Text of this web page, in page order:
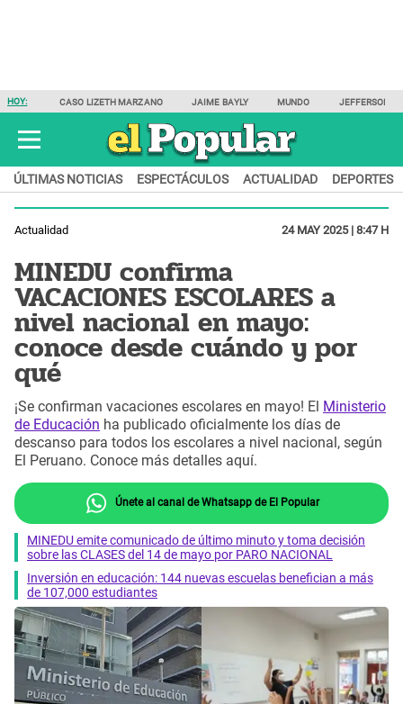
HOY: CASO LIZETH MARZANO JAIME BAYLY MUNDO JEFFERSON
ÚLTIMAS NOTICIAS ESPECTÁCULOS ACTUALIDAD DEPORTES
Actualidad 24 MAY 2025 | 8:47 H
MINEDU confirma
VACACIONES ESCOLARES a
nivel nacional en mayo:
conoce desde cuándo y por
qué
¡Se confirman vacaciones escolares en mayo! El Ministerio
de Educación ha publicado oficialmente los días de
descanso para todos los escolares a nivel nacional, según
El Peruano. Conoce más detalles aquí.
Únete al canal de Whatsapp de El Popular
MINEDU emite comunicado de último minuto y toma decisión
sobre las CLASES del 14 de mayo por PARO NACIONAL
Inversión en educación: 144 nuevas escuelas benefician a más
de 107,000 estudiantes